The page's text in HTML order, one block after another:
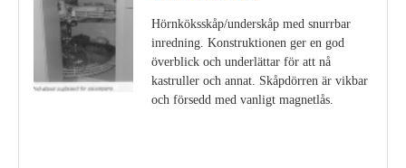
Hörnköksskåp/underskåp med snurrbar
inredning. Konstruktionen ger en god
överblick och underlättar för att nå
kastruller och annat. Skåpdörren är vikbar
och försedd med vanligt magnetlås.